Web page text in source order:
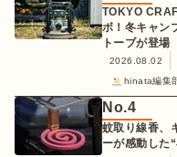
TOKYO
ボ！冬キャン
トーブが登場
2026.08.02
hinata編集
No.4
蚊取り線香、
ーが感動した